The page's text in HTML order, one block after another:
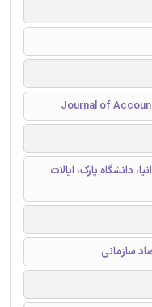
دانشگاه پارک، ایالات
سازمانی